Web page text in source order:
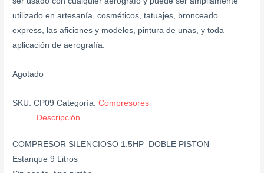
utilizado en artesanía, cosméticos, tatuajes, bronceado
express, las aficiones y modelos, pintura de unas, y toda
aplicación de aerografía.
Agotado
SKU:CP09 Categoría:Compresores
Descripción
COMPRESOR SILENCIOSO 1.5HP DOBLE PISTON
Estanque 9 Litros